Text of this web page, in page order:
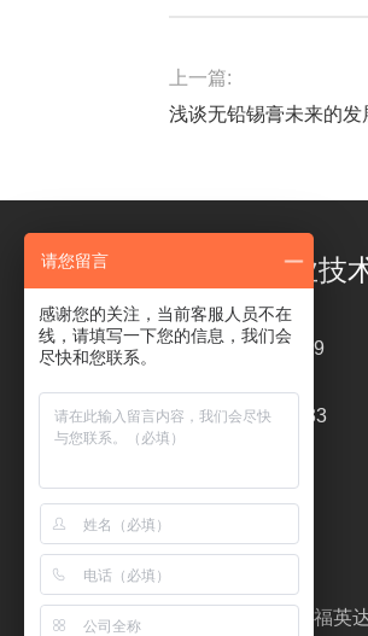
上一篇:
浅谈无铅锡膏未来的发
深圳市福英达工业技
电话 ： 18126319449
传真 : 0755-26820233
liping@szfitech.com
友情链接 ： 福英
请您留言
感谢您的关注，当前客服人员不在
线，请填写一下您的信息，我们会
尽快和您联系。